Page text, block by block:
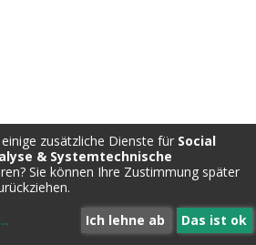
zusätzliche Dienste für Social
& Systemtechnische
Sie können Ihre Zustimmung später
... Ich lehne ab Das ist ok